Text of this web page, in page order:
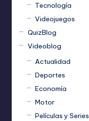
Tecnología
Videojuegos
QuizBlog
Videoblog
Actualidad
Deportes
Economía
Motor
Películas y Series